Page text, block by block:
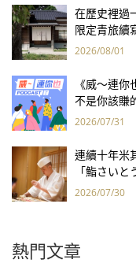
在歷史裡過
限定青旅續
2026/08/01
《威～連
不是你該賺
2026/07/31
連續十年米
「鮨さい
2026/07/30
熱門文章